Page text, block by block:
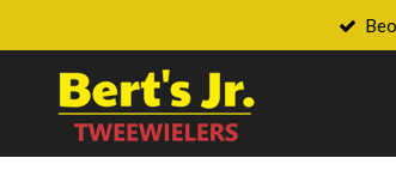
hoofdinhoud